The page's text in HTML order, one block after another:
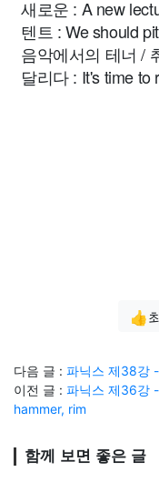
새로운 : A new
텐트 : We should
음악에서의 테너 /
달리다 : It's time to
👍
다음 글 : 파닉스 제38강
이전 글 : 파닉스 제36강
hammer, rim
함께 보면 좋은 글